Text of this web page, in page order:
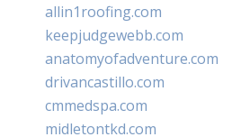
allin1roofing.com
keepjudgewebb.com
anatomyofadventure.com
drivancastillo.com
cmmedspa.com
midletontkd.com